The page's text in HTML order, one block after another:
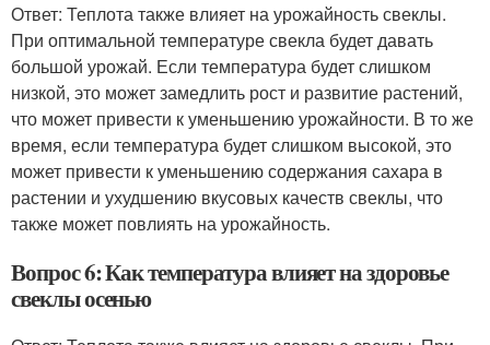
Ответ: Теплота также влияет на урожайность свеклы.
При оптимальной температуре свекла будет давать
большой урожай. Если температура будет слишком
низкой, это может замедлить рост и развитие растений,
что может привести к уменьшению урожайности. В то же
время, если температура будет слишком высокой, это
может привести к уменьшению содержания сахара в
растении и ухудшению вкусовых качеств свеклы, что
также может повлиять на урожайность.
Вопрос 6: Как температура влияет на здоровье
свеклы осенью